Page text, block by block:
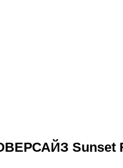
Sunset